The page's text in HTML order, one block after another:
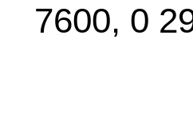
7600, 0